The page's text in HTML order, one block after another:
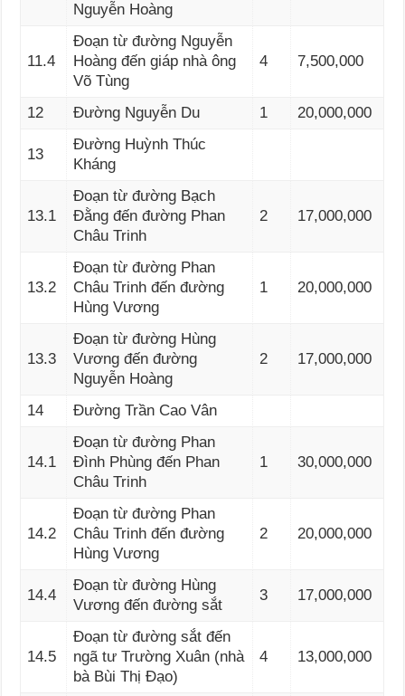
Nguyễn Hoàng
11.4
Đoạn từ đường Nguyễn
Hoàng đến giáp nhà ông
Võ Tùng
4 7,500,000
12 Đường Nguyễn Du 1 20,000,000
13
Đường Huỳnh Thúc
Kháng
13.1
Đoạn từ đường Bạch
Đằng đến đường Phan
Châu Trinh
2 17,000,000
13.2
Đoạn từ đường Phan
Châu Trinh đến đường
Hùng Vương
1 20,000,000
13.3
Đoạn từ đường Hùng
Vương đến đường
Nguyễn Hoàng
2 17,000,000
14 Đường Trần Cao Vân
14.1
Đoạn từ đường Phan
Đình Phùng đến Phan
Châu Trinh
1 30,000,000
14.2
Đoạn từ đường Phan
Châu Trinh đến đường
Hùng Vương
2 20,000,000
14.4
Đoạn từ đường Hùng
Vương đến đường sắt
3 17,000,000
14.5
Đoạn từ đường sắt đến
ngã tư Trường Xuân (nhà
bà Bùi Thị Đạo)
4 13,000,000